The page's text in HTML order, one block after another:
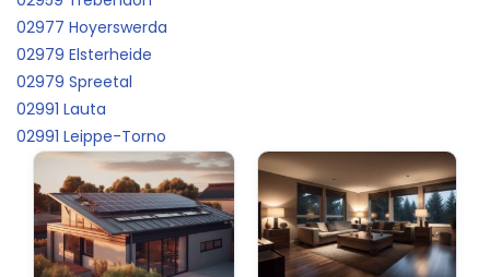
02977 Hoyerswerda
02979 Elsterheide
02979 Spreetal
02991 Lauta
02991 Leippe-Torno